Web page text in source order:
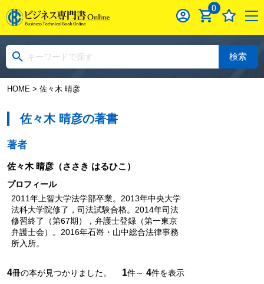
0
検索
HOME> 佐々木 晴彦
佐々木 晴彦の著書
著者
佐々木 晴彦（ささき はるひこ）
プロフィール
2011年上智大学法学部卒業。2013年中央大学
法科大学院修了，司法試験合格。2014年司法
修習終了（第67期），弁護士登録（第一東京
弁護士会）。2016年石嵜・山中総合法律事務
所入所。
4冊の本が見つかりました。 1件～ 4件を表示